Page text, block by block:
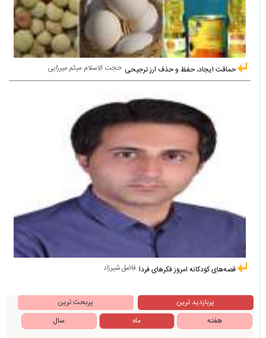
حجت الاسلام میثم میرزایی حماقت ایجاد، حفظ و حذف ارز ترجیحی
فاضل شیرزاد قصه‌های کودکانه امروز فکرهای فردا
پربازدید ترین
پربحث ترین
هفته
ماه سال